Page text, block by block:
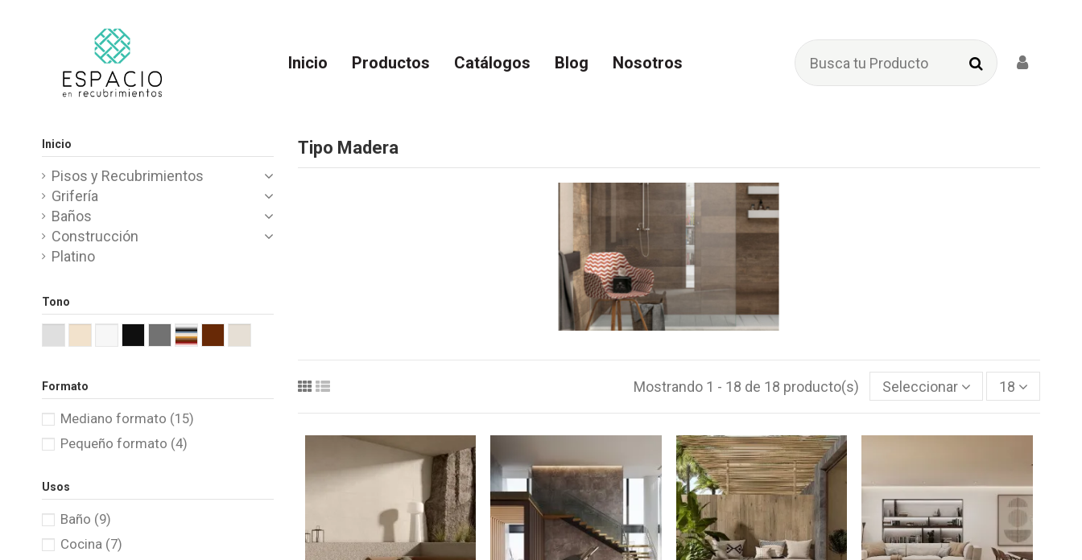
Inicio Productos Catálogos Blog Nosotros
Tipo Madera
Mostrando 1 - 18 de 18 producto(s) Seleccionar 18
Inicio
Pisos y Recubrimientos
Grifería
Baños
Construcción
Platino
Tono
Formato
Mediano formato (15)
Pequeño formato (4)
Usos
Baño (9)
Cocina (7)